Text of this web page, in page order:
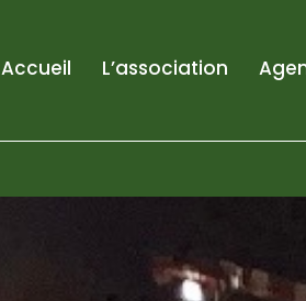
Accueil L’association